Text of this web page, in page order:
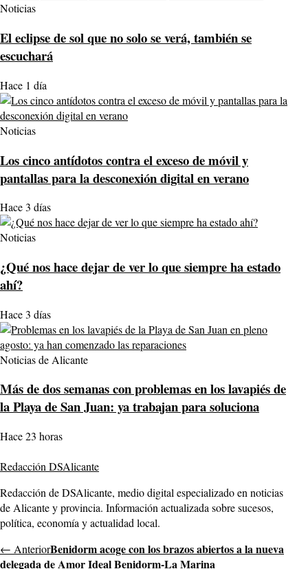
Noticias
El eclipse de sol que no solo se verá, también se
escuchará
Hace 1 día
Noticias
Los cinco antídotos contra el exceso de móvil y
pantallas para la desconexión digital en verano
Hace 3 días
Noticias
¿Qué nos hace dejar de ver lo que siempre ha estado
ahí?
Hace 3 días
Noticias de Alicante
Más de dos semanas con problemas en los lavapiés de
la Playa de San Juan: ya trabajan para soluciona
Hace 23 horas
Redacción DSAlicante
Redacción de DSAlicante, medio digital especializado en noticias
de Alicante y provincia. Información actualizada sobre sucesos,
política, economía y actualidad local.
← AnteriorBenidorm acoge con los brazos abiertos a la nueva
delegada de Amor Ideal Benidorm-La Marina